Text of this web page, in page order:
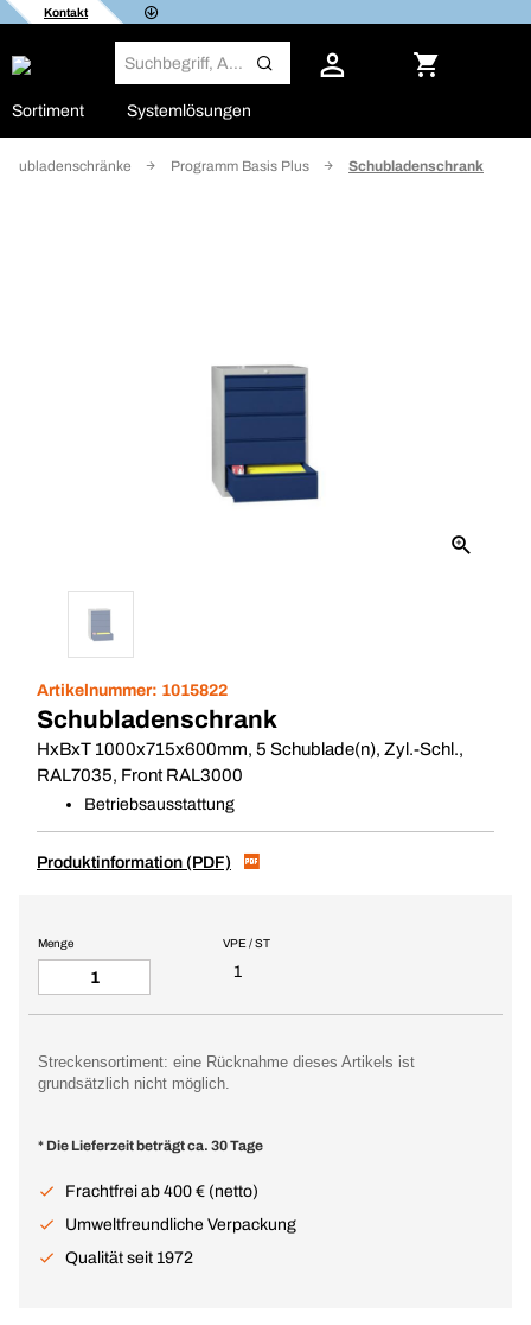
Kontakt
Sortiment Systemlösungen
Programm Basis Plus Schubladenschrank
Artikelnummer: 1015822
Schubladenschrank
HxBxT 1000x715x600mm, 5 Schublade(n), Zyl.-Schl.,
RAL7035, Front RAL3000
Betriebsausstattung
Produktinformation (PDF)
VPE / ST
1
Menge
Streckensortiment: eine Rücknahme dieses Artikels ist
grundsätzlich nicht möglich.
* Die Lieferzeit beträgt ca. 30 Tage
Frachtfrei ab 400 € (netto)
Umweltfreundliche Verpackung
Qualität seit 1972